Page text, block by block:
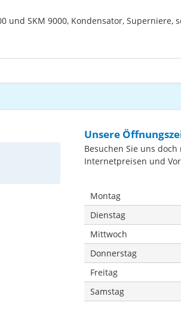
und SKM 9000, Kondensator, Superniere,
Unsere
Besuchen Sie uns
Internetpreisen und
Montag
Dienstag
Mittwoch
Donnerstag
Freitag
Samstag